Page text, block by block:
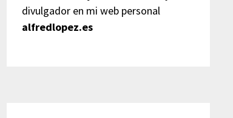
divulgador en mi web personal
alfredlopez.es